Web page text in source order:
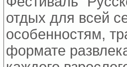
отдых для всей
особенностям,
формате